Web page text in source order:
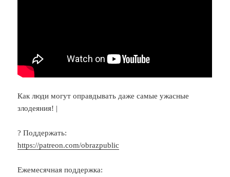
Как люди могут оправдывать даже самые ужасные
злодеяния! |
? Поддержать:
https://patreon.com/obrazpublic
Ежемесячная поддержка: